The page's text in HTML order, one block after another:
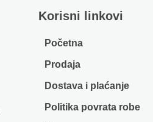
Korisni linkovi
Početna
Prodaja
Dostava i plaćanje
Politika povrata robe